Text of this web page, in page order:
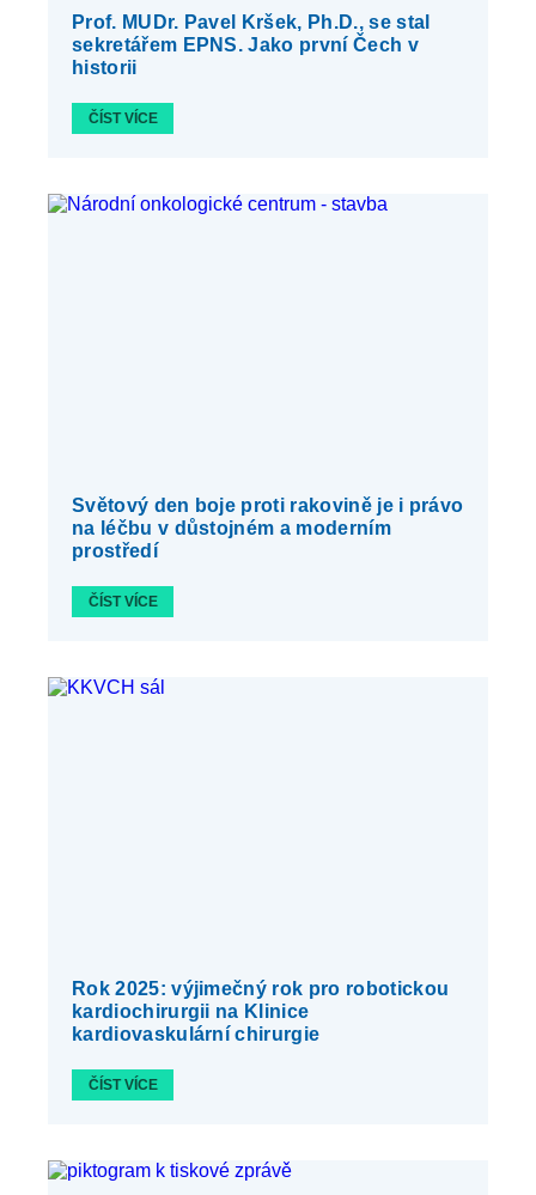
Prof. MUDr. Pavel Kršek, Ph.D., se stal
sekretářem EPNS. Jako první Čech v
historii
ČÍST VÍCE
Světový den boje proti rakovině je i právo
na léčbu v důstojném a moderním
prostředí
ČÍST VÍCE
Rok 2025: výjimečný rok pro robotickou
kardiochirurgii na Klinice
kardiovaskulární chirurgie
ČÍST VÍCE